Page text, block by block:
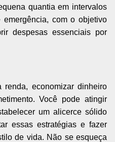
quantia em intervalos
com o objetivo
despesas essenciais por
renda, economizar dinheiro
Você pode atingir
um alicerce sólido
essas estratégias e fazer
de vida. Não se esqueça